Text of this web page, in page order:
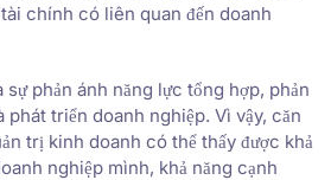
chính có liên quan đến doanh
phản ánh năng lực tổng hợp, phản
phát triển doanh nghiệp. Vì vậy, căn
trị kinh doanh có thể thấy được khả
nghiệp mình, khả năng cạnh